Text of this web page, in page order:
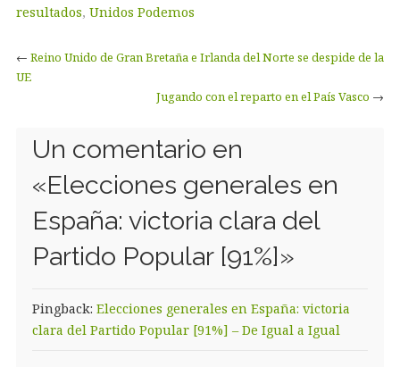
resultados, Unidos Podemos
← Reino Unido de Gran Bretaña e Irlanda del Norte se despide de la
UE
Jugando con el reparto en el País Vasco →
Un comentario en
«Elecciones generales en
España: victoria clara del
Partido Popular [91%]»
Pingback: Elecciones generales en España: victoria
clara del Partido Popular [91%] – De Igual a Igual